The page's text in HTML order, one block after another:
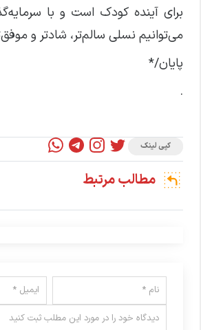
برای آینده کودک است و با
می‌توانیم نسلی سالم‌تر، شادتر و
پایان/*
.
کپی لینک
مطالب مرتبط